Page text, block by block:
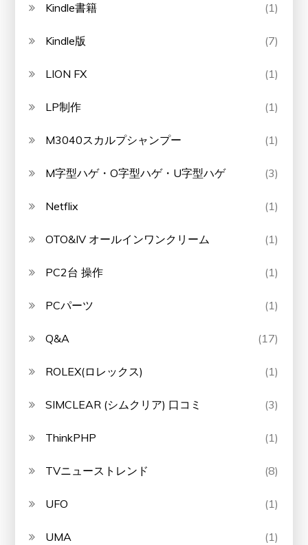
Kindle書籍 (1)
Kindle版 (7)
LION FX (1)
LP制作 (1)
M3040スカルプシャンプー (1)
M字型ハゲ・O字型ハゲ・U字型ハゲ (3)
Netflix (1)
OTO&IV オールインワンクリーム (1)
PC2台 操作 (1)
PCパーツ (1)
Q&A (17)
ROLEX(ロレックス) (1)
SIMCLEAR (シムクリア) 口コミ (3)
ThinkPHP (1)
TVニューストレンド (8)
UFO (1)
UMA (1)